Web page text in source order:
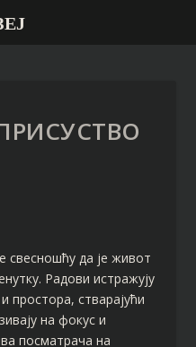
свесношћу да је живот
Радови истражују
простора, стварајући
на фокус и
посматрача на